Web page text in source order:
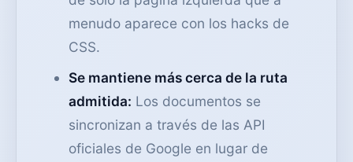
menudo aparece con los hacks de
CSS.
Se mantiene más cerca de la ruta
admitida: Los documentos se
sincronizan a través de las API
oficiales de Google en lugar de